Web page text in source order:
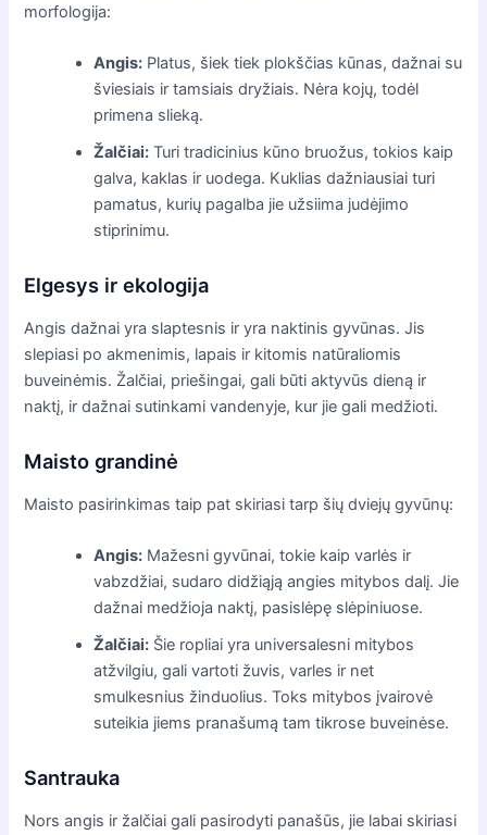
morfologija:
Angis: Platus, šiek tiek plokščias kūnas, dažnai su
šviesiais ir tamsiais dryžiais. Nėra kojų, todėl
primena slieką.
Žalčiai: Turi tradicinius kūno bruožus, tokios kaip
galva, kaklas ir uodega. Kuklias dažniausiai turi
pamatus, kurių pagalba jie užsiima judėjimo
stiprinimu.
Elgesys ir ekologija
Angis dažnai yra slaptesnis ir yra naktinis gyvūnas. Jis
slepiasi po akmenimis, lapais ir kitomis natūraliomis
buveinėmis. Žalčiai, priešingai, gali būti aktyvūs dieną ir
naktį, ir dažnai sutinkami vandenyje, kur jie gali medžioti.
Maisto grandinė
Maisto pasirinkimas taip pat skiriasi tarp šių dviejų gyvūnų:
Angis: Mažesni gyvūnai, tokie kaip varlės ir
vabzdžiai, sudaro didžiąją angies mitybos dalį. Jie
dažnai medžioja naktį, pasislėpę slėpiniuose.
Žalčiai: Šie ropliai yra universalesni mitybos
atžvilgiu, gali vartoti žuvis, varles ir net
smulkesnius žinduolius. Toks mitybos įvairovė
suteikia jiems pranašumą tam tikrose buveinėse.
Santrauka
Nors angis ir žalčiai gali pasirodyti panašūs, jie labai skiriasi